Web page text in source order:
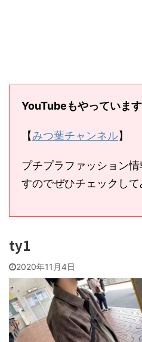
YouTubeもやっています
【みつ葉チャンネル】
プチプラファッション
すのでぜひチェックし
ty1
2020年11月4日